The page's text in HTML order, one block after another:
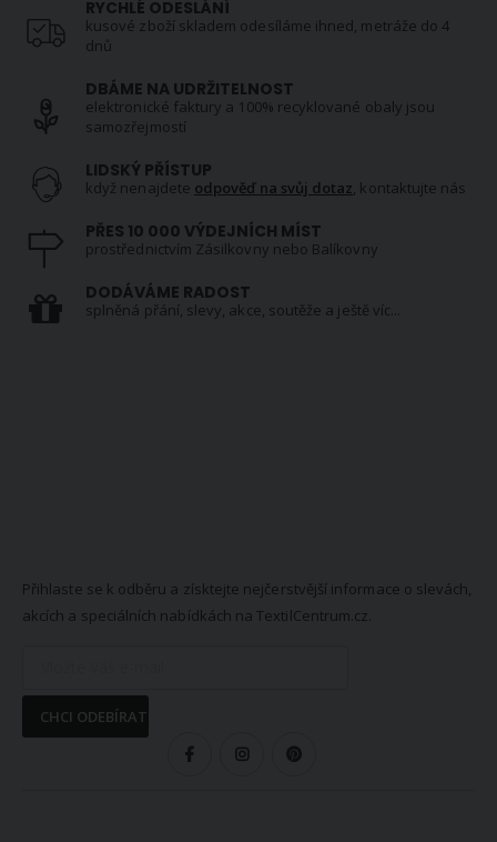
RYCHLÉ ODESLÁNÍ
kusové zboží skladem odesíláme ihned, metráže do 4
dnů
DBÁME NA UDRŽITELNOST
elektronické faktury a 100% recyklované obaly jsou
samozřejmostí
LIDSKÝ PŘÍSTUP
když nenajdete odpověď na svůj dotaz, kontaktujte nás
PŘES 10 000 VÝDEJNÍCH MÍST
prostřednictvím Zásilkovny nebo Balíkovny
DODÁVÁME RADOST
splněná přání, slevy, akce, soutěže a ještě víc...
Přihlaste se k odběru a získtejte nejčerstvější informace o slevách,
akcích a speciálních nabídkách na TextilCentrum.cz.
CHCI ODEBÍRAT